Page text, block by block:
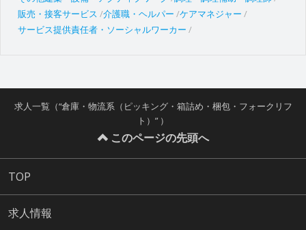
販売・接客サービス 介護職・ヘルパー ケアマネジャー
サービス提供責任者・ソーシャルワーカー
求人一覧（“倉庫・物流系（ピッキング・箱詰め・梱包・フォークリフ
ト）” ）
このページの先頭へ
TOP
求人情報